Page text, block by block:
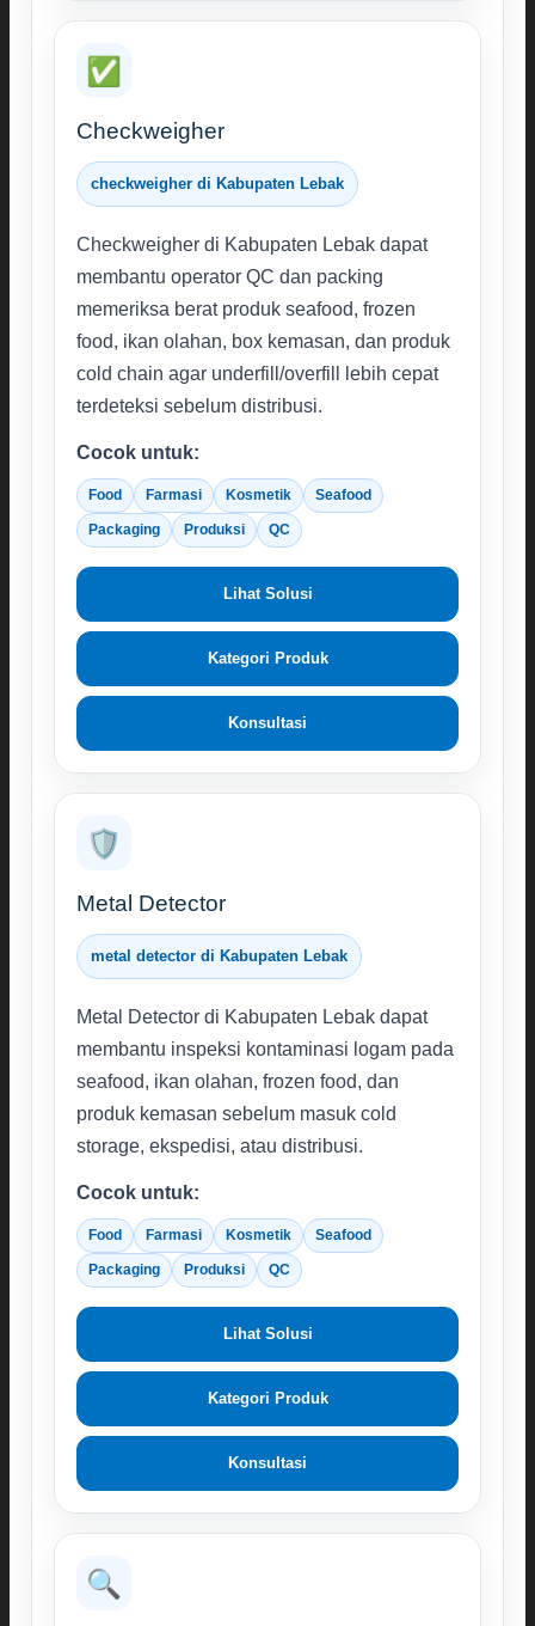
✅
Checkweigher
checkweigher di Kabupaten Lebak
Checkweigher di Kabupaten Lebak dapat
membantu operator QC dan packing
memeriksa berat produk seafood, frozen
food, ikan olahan, box kemasan, dan produk
cold chain agar underfill/overfill lebih cepat
terdeteksi sebelum distribusi.
Cocok untuk:
Food Farmasi Kosmetik Seafood
Packaging Produksi QC
Lihat Solusi
Kategori Produk
Konsultasi
🛡️
Metal Detector
metal detector di Kabupaten Lebak
Metal Detector di Kabupaten Lebak dapat
membantu inspeksi kontaminasi logam pada
seafood, ikan olahan, frozen food, dan
produk kemasan sebelum masuk cold
storage, ekspedisi, atau distribusi.
Cocok untuk:
Food Farmasi Kosmetik Seafood
Packaging Produksi QC
Lihat Solusi
Kategori Produk
Konsultasi
🔍